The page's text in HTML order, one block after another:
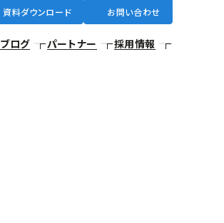
ブログ パートナー 採用情報
資料ダウンロード お問い合わせ